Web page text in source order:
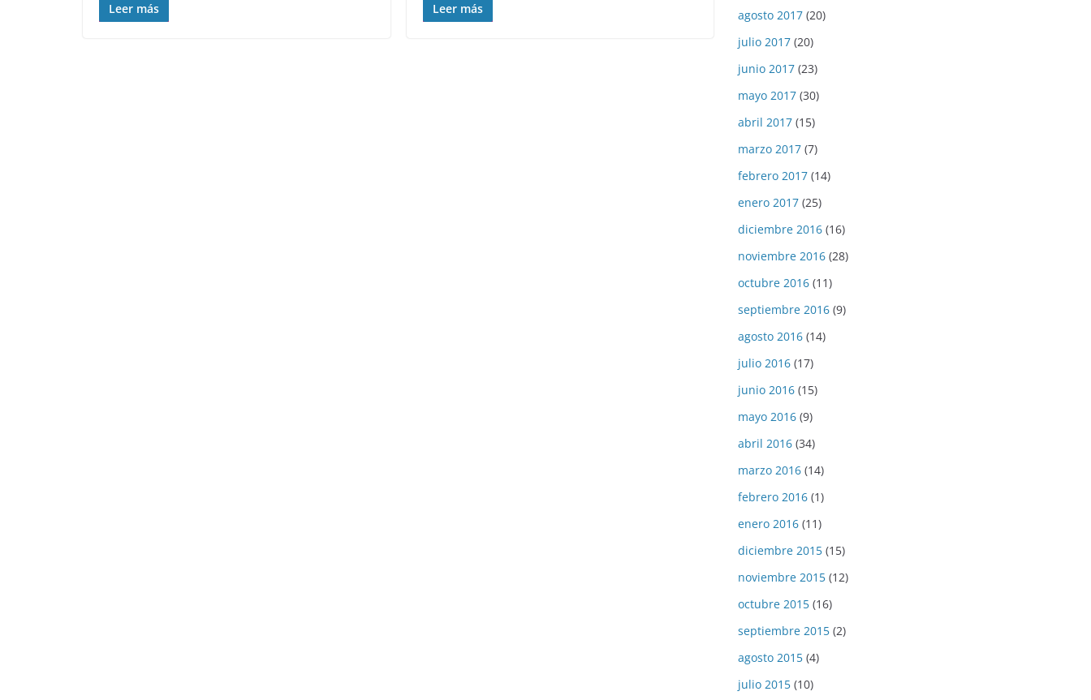
Leer más Leer más
agosto 2017 (20)
julio 2017 (20)
junio 2017 (23)
mayo 2017 (30)
abril 2017 (15)
marzo 2017 (7)
febrero 2017 (14)
enero 2017 (25)
diciembre 2016 (16)
noviembre 2016 (28)
octubre 2016 (11)
septiembre 2016 (9)
agosto 2016 (14)
julio 2016 (17)
junio 2016 (15)
mayo 2016 (9)
abril 2016 (34)
marzo 2016 (14)
febrero 2016 (1)
enero 2016 (11)
diciembre 2015 (15)
noviembre 2015 (12)
octubre 2015 (16)
septiembre 2015 (2)
agosto 2015 (4)
julio 2015 (10)